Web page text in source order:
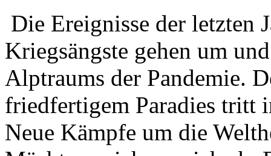
Die Ereignisse der letzten
Kriegsängste gehen um
Alptraums der Pandemie.
friedfertigem Paradies tritt
Neue Kämpfe um die